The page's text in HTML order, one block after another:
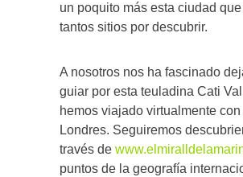
un poquito más esta ciudad
tantos sitios por descubrir.
A nosotros nos ha fascinado
guiar por esta teuladina Cati
hemos viajado virtualmente
Londres. Seguiremos
través de
puntos de la geografía